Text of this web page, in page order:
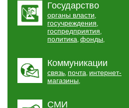
Государство
органы власти,
госучреждения,
госпредприятия,
политика, фонды,
Коммуникации
связь, почта, интернет-
магазины,
СМИ